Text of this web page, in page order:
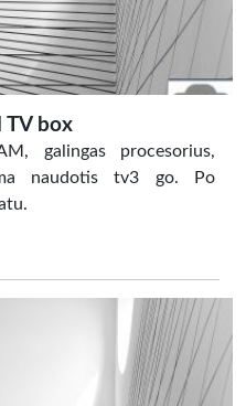
TV box
galingas procesorius,
naudotis tv3 go. Po